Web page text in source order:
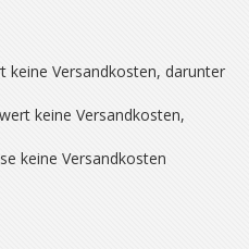
keine Versandkosten, darunter
keine Versandkosten,
keine Versandkosten